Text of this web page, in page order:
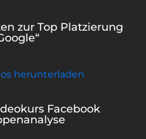
zur Top Platzierung
herunterladen
Facebook